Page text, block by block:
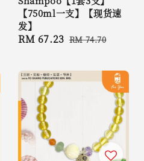
【750ml一支】【现货速
发】
Sale
RM 67.23 Regular
RM 74.70